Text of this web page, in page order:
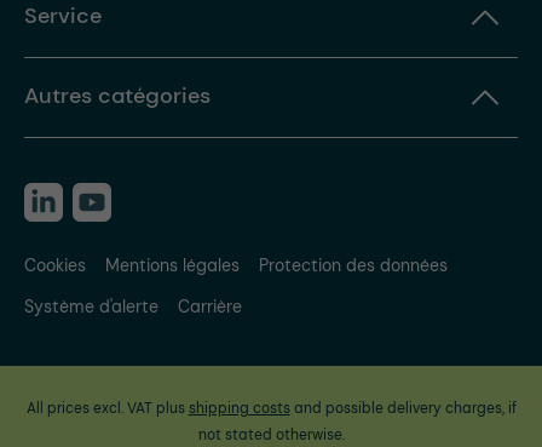
Service
Autres catégories
Cookies Mentions légales
Protection des données
Système d'alerte
Carrière
All prices excl. VAT plus shipping costsand possible delivery charges, if
not stated otherwise.